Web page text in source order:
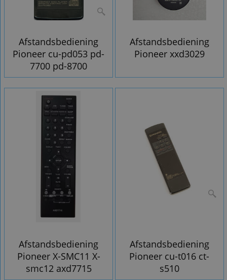
Afstandsbediening
Pioneer cu-pd053 pd-
7700 pd-8700
Afstandsbediening
Pioneer xxd3029
Afstandsbediening
Pioneer X-SMC11 X-
smc12 axd7715
Afstandsbediening
Pioneer cu-t016 ct-
s510